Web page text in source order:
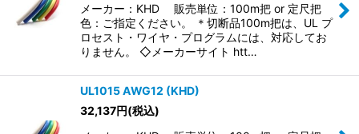
メーカー：KHD 販売単位：100m把 or 定尺把
色：ご指定ください。 ＊切断品100m把は、UL プ
ロセスト・ワイヤ・プログラムには、対応してお
りません。 ◇メーカーサイト htt…
UL1015 AWG12 (KHD)
32,137円(税込)